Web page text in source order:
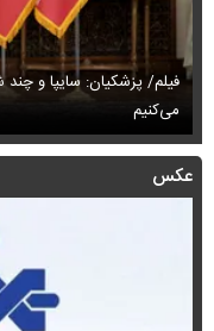
فیلم/ پزشکیان: سایپا و
می‌کنیم
عکس